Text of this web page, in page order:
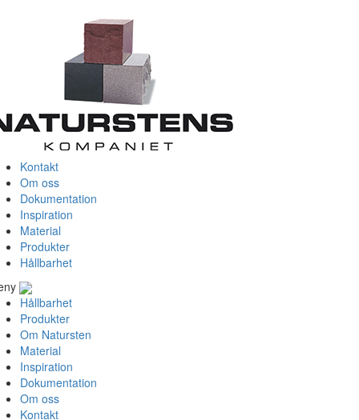
Kontakt
Om oss
Dokumentation
Inspiration
Material
Produkter
Hållbarhet
Hållbarhet
Produkter
Om Natursten
Material
Inspiration
Dokumentation
Om oss
Kontakt